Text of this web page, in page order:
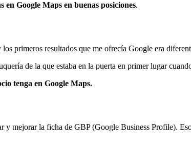
en Google Maps en buenas posiciones.
primeros resultados que me ofrecía Google era
de la que estaba en la puerta en primer lugar
tenga en Google Maps.
y mejorar la ficha de GBP (Google Business Profile).